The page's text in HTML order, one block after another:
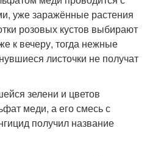
уже заражённые растения
розовых кустов выбирают
к вечеру, тогда нежные
листочки не получат
зелени и цветов
меди, а его смесь с
получил название